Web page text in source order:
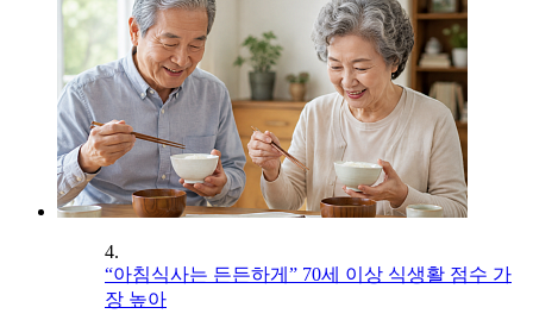
4.
“아침식사는 든든하게” 70세 이상 식생활 점수 가
장 높아